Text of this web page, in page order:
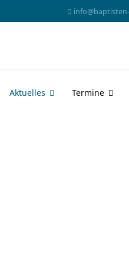
Aktuelles Termine